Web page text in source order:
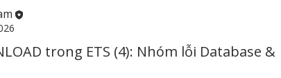
trong ETS (4): Nhóm lỗi Database &